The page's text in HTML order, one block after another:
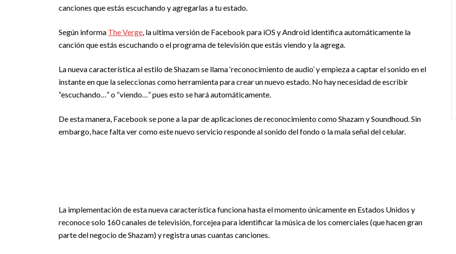
canciones que estás escuchando y agregarlas a tu estado.
Según informa The Verge, la ultima versión de Facebook para iOS y Android identifica automáticamente la
canción que estás escuchando o el programa de televisión que estás viendo y la agrega.
La nueva característica al estilo de Shazam se llama ‘reconocimiento de audio’ y empieza a captar el sonido en el
instante en que la seleccionas como herramienta para crear un nuevo estado. No hay necesidad de escribir
“escuchando…” o “viendo…” pues esto se hará automáticamente.
De esta manera, Facebook se pone a la par de aplicaciones de reconocimiento como Shazam y Soundhoud. Sin
embargo, hace falta ver como este nuevo servicio responde al sonido del fondo o la mala señal del celular.
La implementación de esta nueva característica funciona hasta el momento únicamente en Estados Unidos y
reconoce solo 160 canales de televisión, forcejea para identificar la música de los comerciales (que hacen gran
parte del negocio de Shazam) y registra unas cuantas canciones.